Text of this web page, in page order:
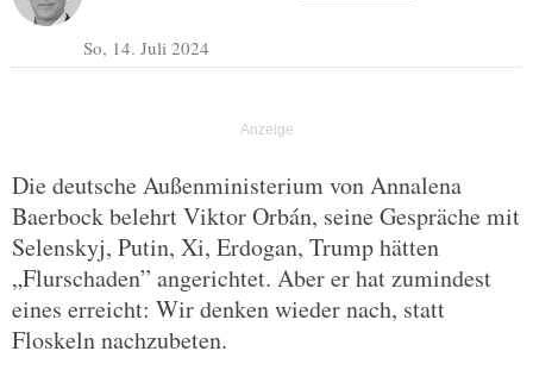
So, 14. Juli 2024
Die deutsche Außenministerium von Annalena
Baerbock belehrt Viktor Orbán, seine Gespräche mit
Selenskyj, Putin, Xi, Erdogan, Trump hätten
„Flurschaden” angerichtet. Aber er hat zumindest
eines erreicht: Wir denken wieder nach, statt
Floskeln nachzubeten.